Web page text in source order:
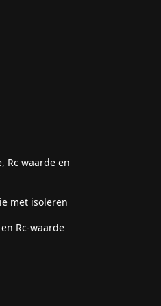
Rc waarde en
met isoleren
Rc-waarde